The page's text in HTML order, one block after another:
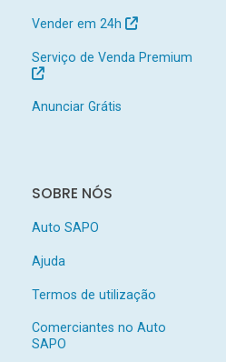
Vender em 24h
Serviço de Venda Premium
Anunciar Grátis
SOBRE NÓS
Auto SAPO
Ajuda
Termos de utilização
Comerciantes no Auto
SAPO